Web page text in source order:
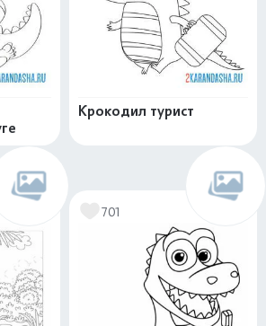
Крокодил турист
701